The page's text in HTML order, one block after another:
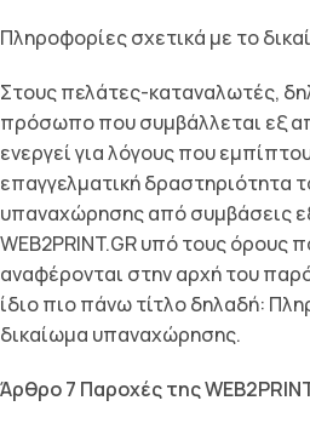
Πληροφορίες σχετικά με το
Στους πελάτες-καταναλωτές,
πρόσωπο που συμβάλλεται εξ
ενεργεί για λόγους που
επαγγελματική δραστηριότητα
υπαναχώρησης από συμβάσεις
WEB2PRINT.GR υπό τους όρους
αναφέρονται στην αρχή του
ίδιο πιο πάνω τίτλο δηλαδή:
δικαίωμα υπαναχώρησης.
Άρθρο 7 Παροχές της